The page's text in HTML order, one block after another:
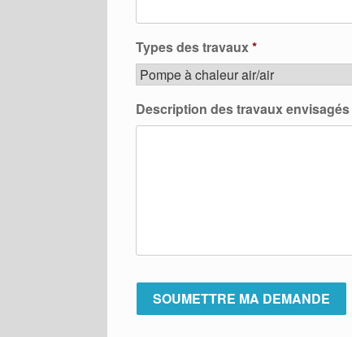
Types des travaux*
Description des travaux envisagés